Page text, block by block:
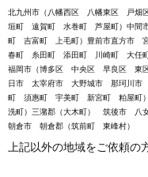
北九州市（八幡西区 八幡東区 戸
垣町 遠賀町 水巻町 芦屋町）中間
町 吉富町 上毛町）豊前市直方市
春町 糸田町 添田町 川崎町 大任
福岡市（博多区 中央区 早良区
日市 太宰府市 大野城市 那珂川
町 須惠町 宇美町 新宮町 粕屋町
洗町）三潴郡（大木町） 筑後市 八
朝倉市 朝倉郡（筑前町 東峰村）
上記以外の地域をご依頼の